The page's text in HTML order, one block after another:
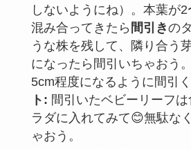
しないようにね）。本葉が
混み合ってきたら 間引きの
うな株を残して、隣り合う
になったら間引いちゃおう
5cm程度になるように間引く
ト: 間引いたベビーリーフ
ラダに入れてみて😊無駄な
ゃおう。